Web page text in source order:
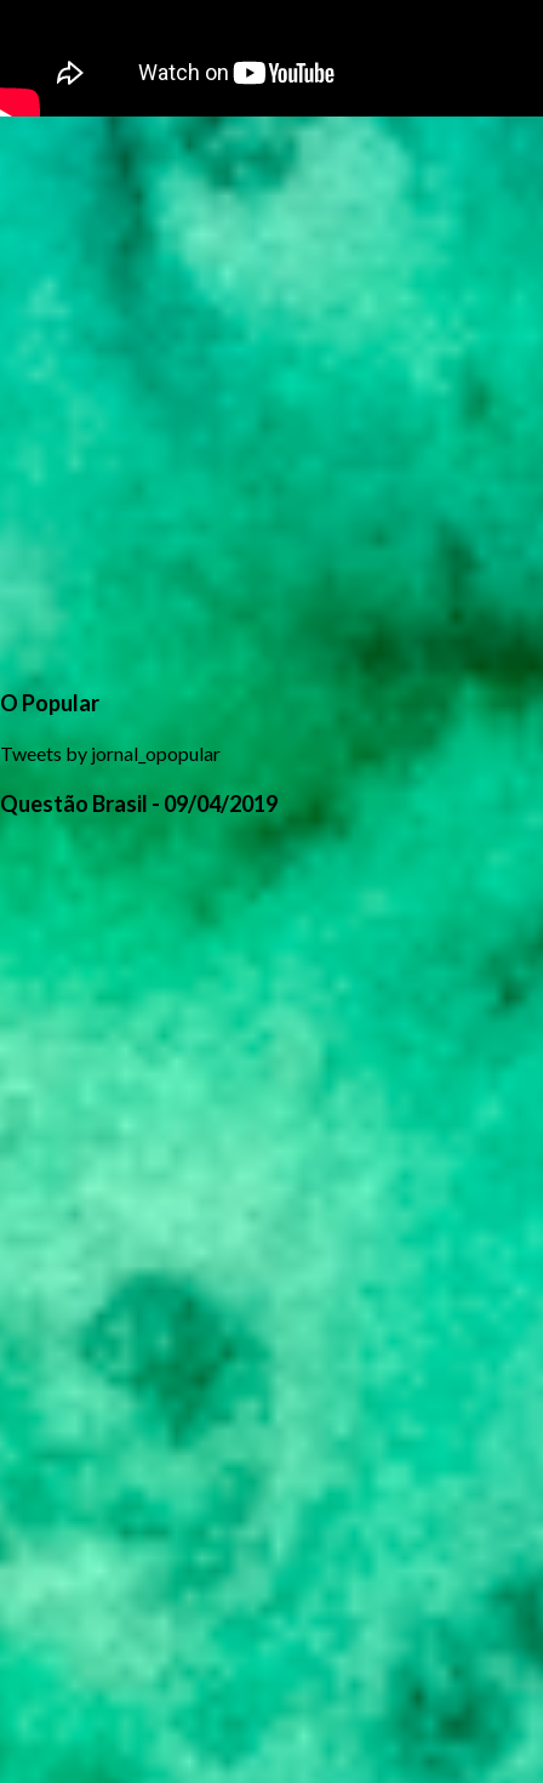
O Popular
Tweets by jornal_opopular
Questão Brasil - 09/04/2019